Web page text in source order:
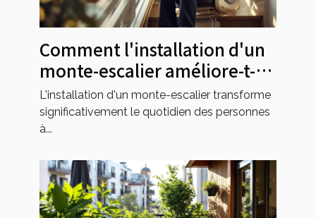
Comment l'installation d'un
monte-escalier améliore-t-
elle l'accessibilité?
L'installation d'un monte-escalier transforme
significativement le quotidien des personnes
à...